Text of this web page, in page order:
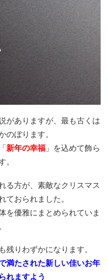
がありますが、最も古くは
のぼります。
新年の幸福 」を込めて飾ら
。
る方が、素敵なクリスマス
ておられました。
を優雅にまとめられていま
残りわずかになります。
満たされた新しい佳いお年
れますよう